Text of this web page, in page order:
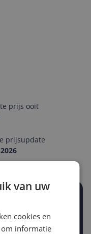
prijs ooit
prijsupdate
van uw
cookies en
informatie